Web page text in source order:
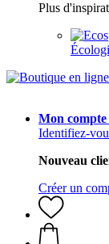
Plus
Mon compte
Identifiez-
Nouveau
Créer un